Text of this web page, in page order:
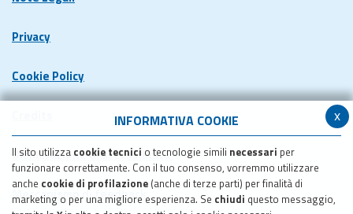
x
INFORMATIVA COOKIE
Il sito utilizza cookie tecnici o tecnologie simili necessari per
funzionare correttamente. Con il tuo consenso, vorremmo utilizzare
anche cookie di profilazione (anche di terze parti) per finalità di
marketing o per una migliore esperienza. Se chiudi questo messaggio,
Privacy
Cookie Policy
Dichiarazione di accessibilita'
Meccanismo di feedback